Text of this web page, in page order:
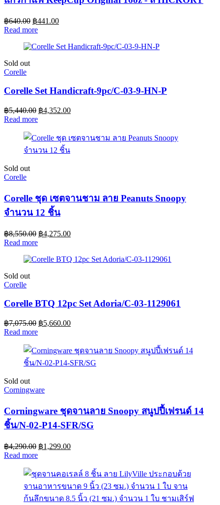
฿640.00 ฿441.00
Read more
Sold out
Corelle
Corelle Set Handicraft-9pc/C-03-9-HN-P
฿5,440.00 ฿4,352.00
Read more
Sold out
Corelle
Corelle ชุด เซตจานชาม ลาย Peanuts Snoopy
จำนวน 12 ชิ้น
฿8,550.00 ฿4,275.00
Read more
Sold out
Corelle
Corelle BTQ 12pc Set Adoria/C-03-1129061
฿7,075.00 ฿5,660.00
Read more
Sold out
Corningware
Corningware ชุดจานลาย Snoopy สนูปปี้เฟรนด์ 14
ชิ้น/N-02-P14-SFR/SG
฿4,290.00 ฿1,299.00
Read more